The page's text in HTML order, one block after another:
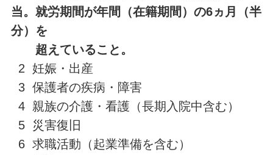
当。就労期間が年間（在籍期間）の6ヵ月（半
分）を
超えていること。
2 妊娠・出産
3 保護者の疾病・障害
4 親族の介護・看護（長期入院中含む）
5 災害復旧
6 求職活動（起業準備を含む）